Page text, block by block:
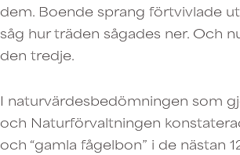
dem. Boende sprang förtvivlade
såg hur träden sågades ner. Och
den tredje.
I naturvärdesbedömningen som
och Naturförvaltningen
och “gamla fågelbon” i de nästan